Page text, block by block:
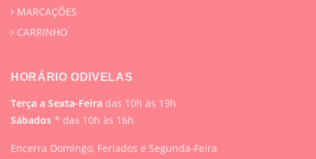
MARCAÇÕES
CARRINHO
HORÁRIO ODIVELAS
Terça a Sexta-Feira das 10h às 19h
Sábados * das 10h às 16h
Encerra Domingo, Feriados e Segunda-Feira